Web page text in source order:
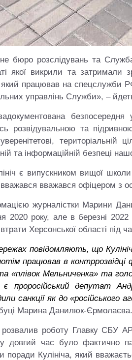
бюро розслідувань та
якої викрили та затримали
який працював на спецслужби
управлінь Служби», –
безпосередня
розвідувальною та
територіальній
та інформаційній безпеці
є випускником вищої
вважався офіцером з
журналістки Марини
2020 року, але в березні 2022
Херсонської області під
повідомляють, що
працював в
«плівок Мельниченка» та
є проросійський депутат
санкції як до
Марина Данилюк-Єрмолаєва.
розвалив роботу Главку СБУ
довгий час було фактично
поради Кулініча, який